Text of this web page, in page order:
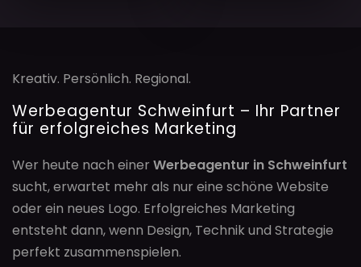
Kreativ. Persönlich. Regional.
Werbeagentur Schweinfurt – Ihr Partner
für erfolgreiches Marketing
Wer heute nach einerWerbeagentur in Schweinfurt
sucht, erwartet mehr als nur eine schöne Website
oder ein neues Logo. Erfolgreiches Marketing
entsteht dann, wenn Design, Technik und Strategie
perfekt zusammenspielen.